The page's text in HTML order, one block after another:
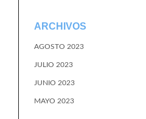
ARCHIVOS
AGOSTO 2023
JULIO 2023
JUNIO 2023
MAYO 2023